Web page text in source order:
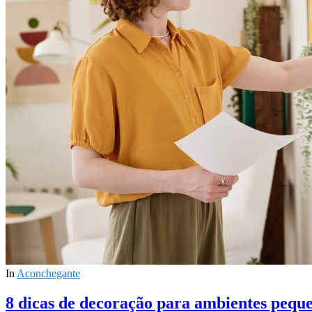
InAconchegante
8 dicas de decoração para ambientes